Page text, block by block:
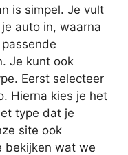
is simpel. Je vult
auto in, waarna
Je kunt ook
Eerst selecteer
Hierna kies je het
type dat je
site ook
bekijken wat we